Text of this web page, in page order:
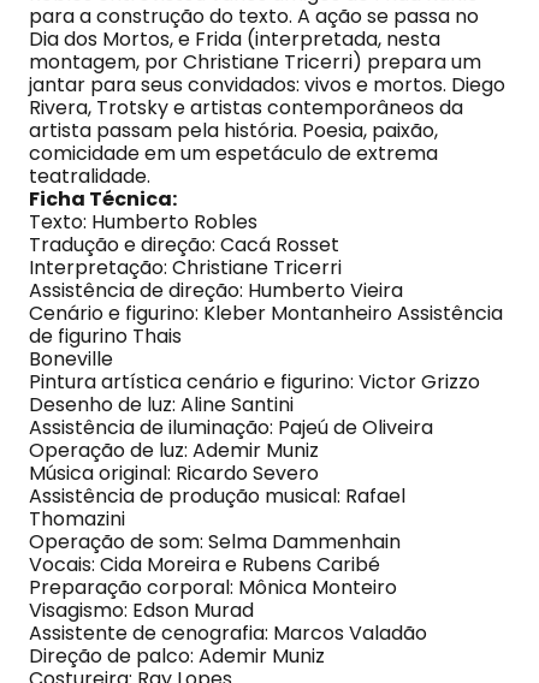
para a construção do texto. A ação se passa no
Dia dos Mortos, e Frida (interpretada, nesta
montagem, por Christiane Tricerri) prepara um
jantar para seus convidados: vivos e mortos. Diego
Rivera, Trotsky e artistas contemporâneos da
artista passam pela história. Poesia, paixão,
comicidade em um espetáculo de extrema
teatralidade.
Ficha Técnica:
Texto: Humberto Robles
Tradução e direção: Cacá Rosset
Interpretação: Christiane Tricerri
Assistência de direção: Humberto Vieira
Cenário e figurino: Kleber Montanheiro Assistência
de figurino Thais
Boneville
Pintura artística cenário e figurino: Victor Grizzo
Desenho de luz: Aline Santini
Assistência de iluminação: Pajeú de Oliveira
Operação de luz: Ademir Muniz
Música original: Ricardo Severo
Assistência de produção musical: Rafael
Thomazini
Operação de som: Selma Dammenhain
Vocais: Cida Moreira e Rubens Caribé
Preparação corporal: Mônica Monteiro
Visagismo: Edson Murad
Assistente de cenografia: Marcos Valadão
Direção de palco: Ademir Muniz